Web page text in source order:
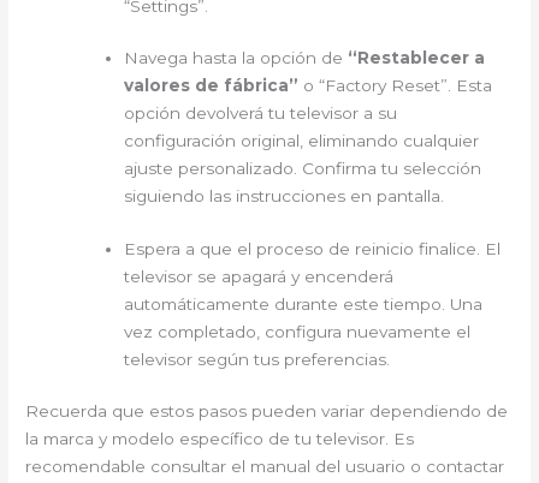
“Settings”.
Navega hasta la opción de “Restablecer a
valores de fábrica” o “Factory Reset”. Esta
opción devolverá tu televisor a su
configuración original, eliminando cualquier
ajuste personalizado. Confirma tu selección
siguiendo las instrucciones en pantalla.
Espera a que el proceso de reinicio finalice. El
televisor se apagará y encenderá
automáticamente durante este tiempo. Una
vez completado, configura nuevamente el
televisor según tus preferencias.
Recuerda que estos pasos pueden variar dependiendo de
la marca y modelo específico de tu televisor. Es
recomendable consultar el manual del usuario o contactar